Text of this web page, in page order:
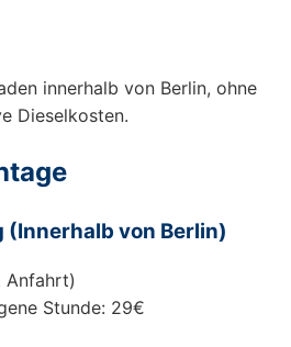
innerhalb von Berlin, ohne
Dieselkosten.
(Innerhalb von Berlin)
Anfahrt)
Stunde: 29€